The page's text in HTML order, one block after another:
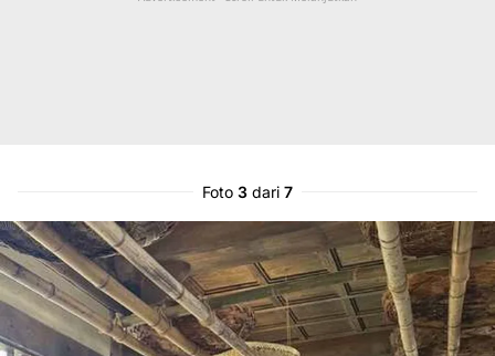
Foto 3 dari 7